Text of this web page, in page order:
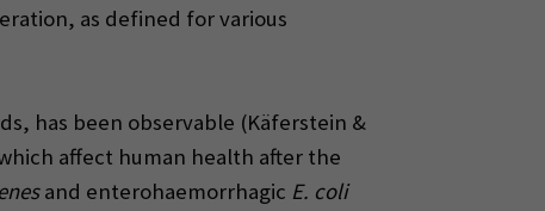
as defined for various
has been observable (Käferstein &
affect human health after the
and enterohaemorrhagic E. coli